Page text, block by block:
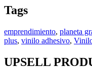
Tags
emprendimiento, planeta
plus, vinilo adhesivo,
UPSELL